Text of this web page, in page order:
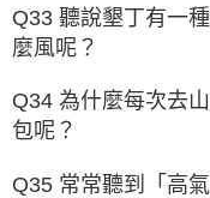
Q33 聽說墾丁有一
麼風呢？
Q34 為什麼每次去
包呢？
Q35 常常聽到「高